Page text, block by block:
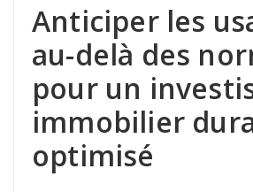
Anticiper les
au-delà des
pour un
immobilier
optimisé